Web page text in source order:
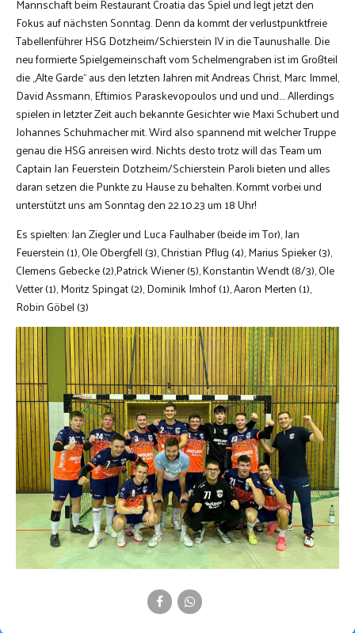
Mannschaft beim Restaurant Croatia das Spiel und legt jetzt den
Fokus auf nächsten Sonntag. Denn da kommt der verlustpunktfreie
Tabellenführer HSG Dotzheim/Schierstein IV in die Taunushalle. Die
neu formierte Spielgemeinschaft vom Schelmengraben ist im Großteil
die „Alte Garde“ aus den letzten Jahren mit Andreas Christ, Marc Immel,
David Assmann, Eftimios Paraskevopoulos und und und…. Allerdings
spielen in letzter Zeit auch bekannte Gesichter wie Maxi Schubert und
Johannes Schuhmacher mit. Wird also spannend mit welcher Truppe
genau die HSG anreisen wird. Nichts desto trotz will das Team um
Captain Jan Feuerstein Dotzheim/Schierstein Paroli bieten und alles
daran setzen die Punkte zu Hause zu behalten. Kommt vorbei und
unterstützt uns am Sonntag den 22.10.23 um 18 Uhr!
Es spielten: Jan Ziegler und Luca Faulhaber (beide im Tor), Jan
Feuerstein (1), Ole Obergfell (3), Christian Pflug (4), Marius Spieker (3),
Clemens Gebecke (2),Patrick Wiener (5), Konstantin Wendt (8/3), Ole
Vetter (1), Moritz Spingat (2), Dominik Imhof (1), Aaron Merten (1),
Robin Göbel (3)